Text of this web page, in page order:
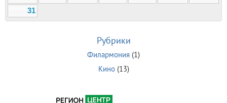
31
Рубрики
Филармония (1)
Кино(13)